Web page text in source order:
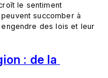
le sentiment
succomber à
des lois et leur
: de la